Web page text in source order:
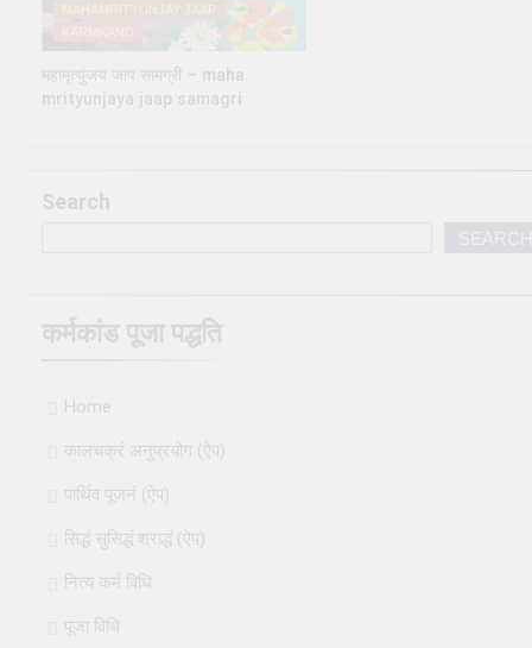
MAHAMRITYUNJAY JAAP
महामृत्युंजय जाप सामग्री – maha
mrityunjaya jaap samagri
Search
कर्मकांड पूजा पद्धति
Home
कालचक्रं अनुप्रयोग (ऐप)
पार्थिव पूजनं (ऐप)
सिद्धं सुसिद्धं श्राद्धं (ऐप)
नित्य कर्म विधि
पूजा विधि